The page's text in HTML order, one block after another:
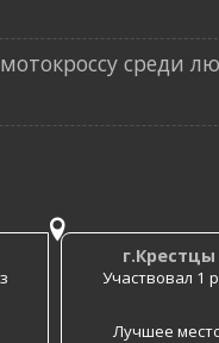
среди
г.Крестцы
Участвовал 1
Лучшее